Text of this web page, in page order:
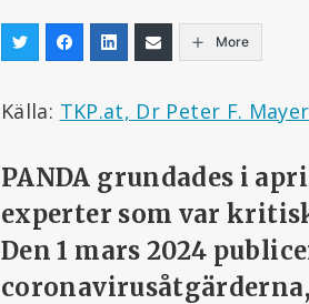
More
Källa: TKP.at, Dr Peter F. Mayer
PANDA grundades i
experter som var
Den 1 mars 2024